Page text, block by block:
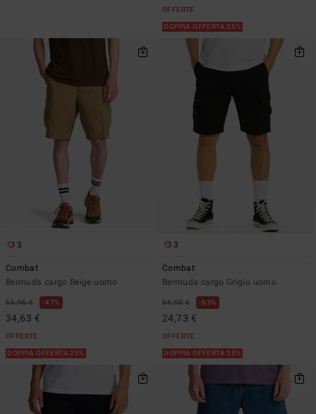
OFFERTE
DOPPIA OFFERTA 25%
3
Combat
Bermuda cargo Beige uomo
65,95 € 47%
34,63 €
OFFERTE
DOPPIA OFFERTA 25%
3
Combat
Bermuda cargo Grigio uomo
65,95 € 63%
24,73 €
OFFERTE
DOPPIA OFFERTA 25%